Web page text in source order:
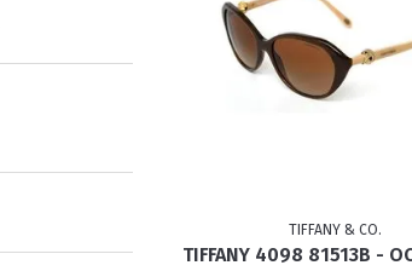
FUTURISTA REDONDOS
TIFFANY & CO.
TIFFANY 4098 81513B -